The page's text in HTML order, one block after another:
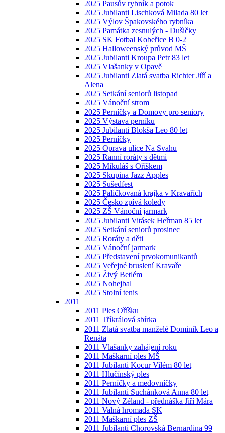
2025 Pausův rybník a potok
2025 Jubilanti Lischková Milada 80 let
2025 Výlov Špakovského rybníka
2025 Památka zesnulých - Dušičky
2025 SK Fotbal Kobeřice B 0-2
2025 Halloweenský průvod MŠ
2025 Jubilanti Kroupa Petr 83 let
2025 Vlašanky v Opavě
2025 Jubilanti Zlatá svatba Richter Jiří a
Alena
2025 Setkání seniorů listopad
2025 Vánoční strom
2025 Perníčky a Domovy pro seniory
2025 Výstava perníku
2025 Jubilanti Blokša Leo 80 let
2025 Perníčky
2025 Oprava ulice Na Svahu
2025 Ranní roráty s dětmi
2025 Mikuláš s Oříškem
2025 Skupina Jazz Apples
2025 Sušedfest
2025 Paličkovaná krajka v Kravařích
2025 Česko zpívá koledy
2025 ZŠ Vánoční jarmark
2025 Jubilanti Vitásek Heřman 85 let
2025 Setkání seniorů prosinec
2025 Roráty a děti
2025 Vánoční jarmark
2025 Představení prvokomunikantů
2025 Veřejné bruslení Kravaře
2025 Živý Betlém
2025 Nohejbal
2025 Stolní tenis
2011
2011 Ples Oříšku
2011 Tříkrálová sbírka
2011 Zlatá svatba manželé Dominik Leo a
Renáta
2011 Vlašanky zahájení roku
2011 Maškarní ples MŠ
2011 Jubilanti Kocur Vilém 80 let
2011 Hlučínský ples
2011 Perníčky a medovníčky
2011 Jubilanti Suchánková Anna 80 let
2011 Nový Zéland - přednáška Jiří Mára
2011 Valná hromada SK
2011 Maškarní ples ZŠ
2011 Jubilanti Chorovská Bernardina 99